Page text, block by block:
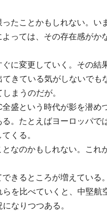
たことかもしれない。い
っては、その存在感がか
に変更していく。その結
きている気がしないでも
まうのだが。
盛という時代が影を潜め
。たとえばヨーロッパで
くる。
なのかもしれない。これ
きるところが増えている
を比べていくと、中堅航
なりつつある。